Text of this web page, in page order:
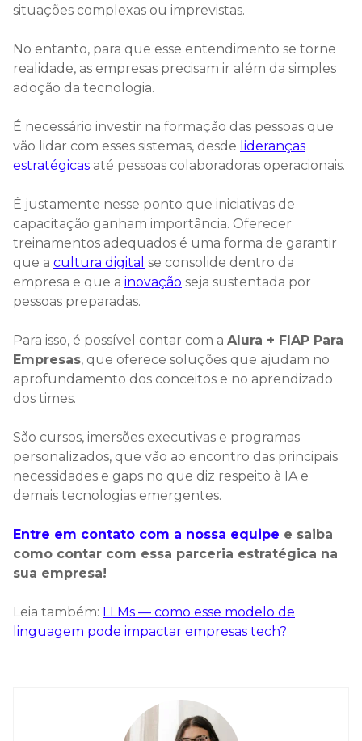
situações complexas ou imprevistas.
No entanto, para que esse entendimento se torne
realidade, as empresas precisam ir além da simples
adoção da tecnologia.
É necessário investir na formação das pessoas que
vão lidar com esses sistemas, desde lideranças
estratégicas até pessoas colaboradoras operacionais.
É justamente nesse ponto que iniciativas de
capacitação ganham importância. Oferecer
treinamentos adequados é uma forma de garantir
que a cultura digital se consolide dentro da
empresa e que a inovação seja sustentada por
pessoas preparadas.
Para isso, é possível contar com a Alura + FIAP Para
Empresas, que oferece soluções que ajudam no
aprofundamento dos conceitos e no aprendizado
dos times.
São cursos, imersões executivas e programas
personalizados, que vão ao encontro das principais
necessidades e gaps no que diz respeito à IA e
demais tecnologias emergentes.
Entre em contato com a nossa equipe e saiba
como contar com essa parceria estratégica na
sua empresa!
Leia também: LLMs — como esse modelo de
linguagem pode impactar empresas tech?